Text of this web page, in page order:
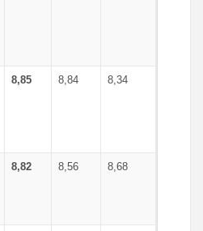
8,85 8,84 8,34
8,82 8,56 8,68